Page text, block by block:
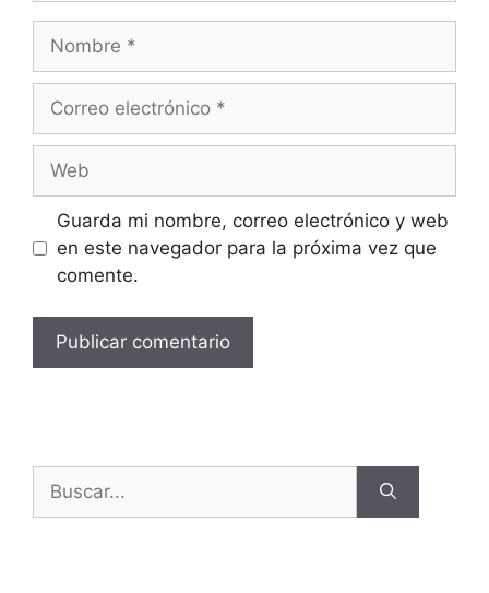
Guarda mi nombre, correo electrónico y web
en este navegador para la próxima vez que
comente.